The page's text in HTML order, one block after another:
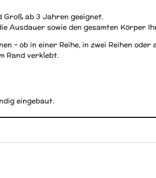
Groß ab 3 Jahren geeignet.
Ausdauer sowie den gesamten Körper
– ob in einer Reihe, in zwei Reihen
Rand verklebt.
eingebaut.